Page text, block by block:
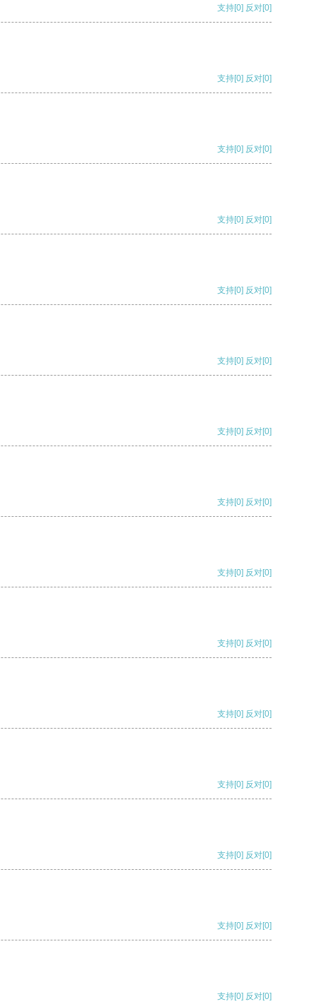
支持[0] 反对[0]
支持[0] 反对[0]
支持[0] 反对[0]
支持[0] 反对[0]
支持[0] 反对[0]
支持[0] 反对[0]
支持[0] 反对[0]
支持[0] 反对[0]
支持[0] 反对[0]
支持[0] 反对[0]
支持[0] 反对[0]
支持[0] 反对[0]
支持[0] 反对[0]
支持[0] 反对[0]
支持[0] 反对[0]